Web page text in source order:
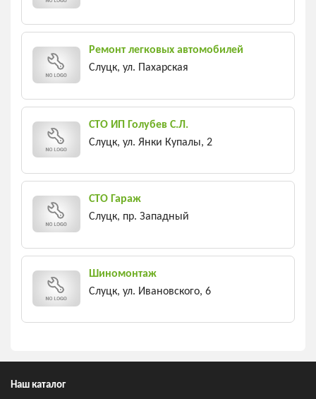
Ремонт легковых автомобилей
Слуцк, ул. Пахарская
СТО ИП Голубев С.Л.
Слуцк, ул. Янки Купалы, 2
СТО Гараж
Слуцк, пр. Западный
Шиномонтаж
Слуцк, ул. Ивановского, 6
Наш каталог